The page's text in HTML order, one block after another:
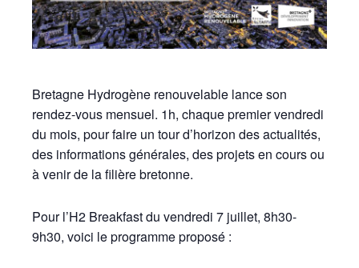
Bretagne Hydrogène renouvelable lance son
rendez-vous mensuel. 1h, chaque premier vendredi
du mois, pour faire un tour d’horizon des actualités,
des informations générales, des projets en cours ou
à venir de la filière bretonne.
Pour l’H2 Breakfast du vendredi 7 juillet, 8h30-
9h30, voici le programme proposé :